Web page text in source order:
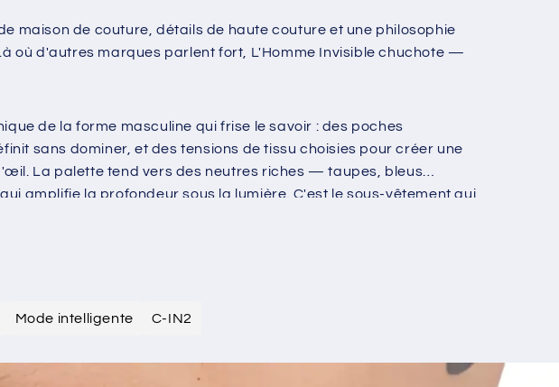
n
maison de couture, détails de haute couture et une philosophie
où d'autres marques parlent fort, L'Homme Invisible chuchote —
de la forme masculine qui frise le savoir : des poches
sans dominer, et des tensions de tissu choisies pour créer une
La palette tend vers des neutres riches — taupes, bleus
amplifie la profondeur sous la lumière. C'est le sous-vêtement qui
Mode intelligente C-IN2